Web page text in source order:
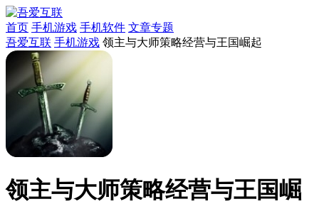
首页 手机游戏 手机软件 文章专题
吾爱互联 手机游戏 领主与大师策略经营与王国崛起
领主与大师策略经营与王国崛